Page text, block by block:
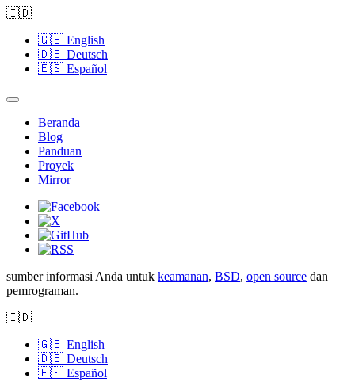
🇮🇩
🇬🇧 English
🇩🇪 Deutsch
🇪🇸 Español
Beranda
Blog
Panduan
Proyek
Mirror
sumber informasi Anda untuk keamanan, BSD, open source dan
pemrograman.
🇮🇩
🇬🇧 English
🇩🇪 Deutsch
🇪🇸 Español